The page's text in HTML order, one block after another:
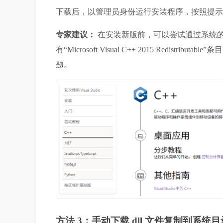
下载后，以管理员身份运行安装程序，按照提
专家建议： 在安装新版前，可以尝试通过系统
有“Microsoft Visual C++ 2015 Redistributable”
题。
方法 3：手动下载 dll 文件复制到系统